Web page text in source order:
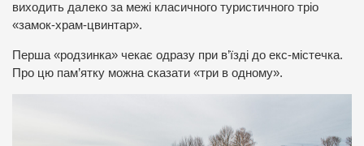
виходить далеко за межі класичного туристичного тріо
«замок-храм-цвинтар».
Перша «родзинка» чекає одразу при в’їзді до екс-містечка.
Про цю пам’ятку можна сказати «три в одному».